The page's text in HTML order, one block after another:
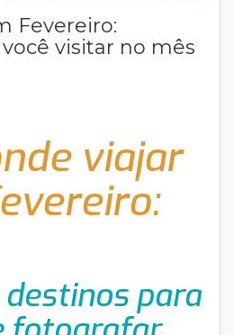
Fevereiro:
visitar no mês
viajar
para